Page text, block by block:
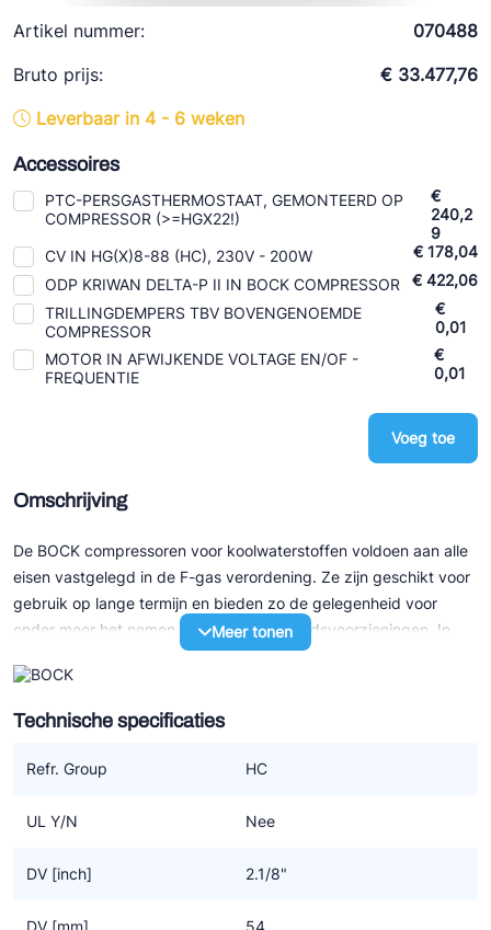
Artikel nummer:
070488
Bruto prijs:
€ 33.477,76
Leverbaar in 4 - 6 weken
Accessoires
PTC-PERSGASTHERMOSTAAT, GEMONTEERD OP
COMPRESSOR (>=HGX22!)
€
240,2
9
CV IN HG(X)8-88 (HC), 230V - 200W
€ 178,04
ODP KRIWAN DELTA-P II IN BOCK COMPRESSOR
€ 422,06
TRILLINGDEMPERS TBV BOVENGENOEMDE
COMPRESSOR
€
0,01
MOTOR IN AFWIJKENDE VOLTAGE EN/OF -
FREQUENTIE
€
0,01
Voeg toe
Omschrijving
De BOCK compressoren voor koolwaterstoffen voldoen aan alle
eisen vastgelegd in de F-gas verordening. Ze zijn geschikt voor
gebruik op lange termijn en bieden zo de gelegenheid voor
onder meer het nemen van extra veiligheidsvoorzieningen. In
verband met de brandbaarheid van koolwaterstoffen moeten er
maatregelen worden getroffen voor compressor en systeem.
Speciaal voor het gebruik van koolwaterstoffen als koudemiddel
(R290/R1270) levert BOCK een alternatieve machine op basis
van de huidige generatie semi hermetische compressoren.
Specificaties
• Thermische beveiliging (aanbevolen)
• Speciale olie
Meer tonen
Technische specificaties
Refr. Group HC
UL Y/N Nee
DV [inch] 2.1/8"
DV [mm] 54